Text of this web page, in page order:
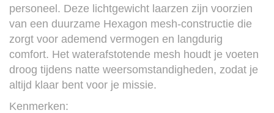
personeel . Deze lichtgewicht laarzen zijn voorzien
van een duurzame Hexagon mesh-constructie die
zorgt voor ademend vermogen en langdurig
comfort. Het waterafstotende mesh houdt je voeten
droog tijdens natte weersomstandigheden, zodat je
altijd klaar bent voor je missie.
Kenmerken: